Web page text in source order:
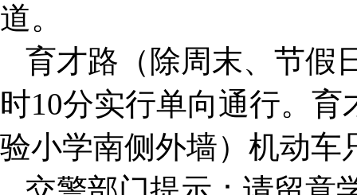
道。
育才路（除周末、节假
时10分实行单向通行。
验小学南侧外墙）机动车